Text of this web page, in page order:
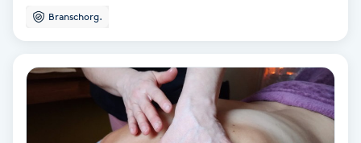
Gravidmassage
Branschorg.